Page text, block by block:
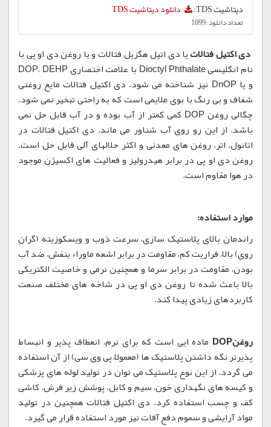
دیتاشیت TDS:
دانلود دیتاشیت TDS
تعداد دانلود :1099
دی اکتیل فتالاتیا دی اتیل هگزیل فتالات و یا روغن دی او پی با
نام انگلیسی Dioctyl Phthalate با علامت اختصاری DOP، DEHP
و یا DnOP نیز شناخته می شود. دی اکتیل فتالات مایع روغنی
شفاف و بی رنگ با بوی ملایمی است که به راحتی تبخیر نمی شود.
چگالی روغن DOP کمی کمتر از آب بوده و در آب قابل حل نمی
باشد، از این رو روی آب شناور می ماند. دی اکتیل فتالات در
اتانول، اتر، روغن های معدنی و اکثر حلالهای آلی قابل حل است.
روغن دی او پی در برابر هیدرولیز و فعالیت های اکسیژن موجود
در هوا مقاوم است.
موارد استفاده:
راندمان بالای پلاستیک سازی، سرعت ذوب و ویسکوزیته (گران
روی) بالا، فراریت کم، مقاومت در برابر اشعه ماوراء بنفش، ضد آب
بودن، مقاومت در برابر سرما و همچنین نرمی و خاصیت الکتریکی
بالا باعث شده تا روغن دی او پی در شاخه های مختلف صنعت
کاربردهای زیادی پیدا کند.
روغنDOP
ماده ایی است که برای نرم، انعطاف پذیر و انبساط
پذیرتر نگه داشتن پلاستیک ها (معمولاً پی وی سی) از آن استفاده
می گردد. از این نوع پلاستیک می توان در تولید لوله های پزشکی
و کیسه های نگهداری خون، سیم و کابل، پوشش زیر فرش، کاشی
کف و چسب استفاده کرد. دی اکتیل فتالات همچنین در تولید
مواد آرایشی و سموم دفع آفات نیز مورد استفاده قرار می گیرد.